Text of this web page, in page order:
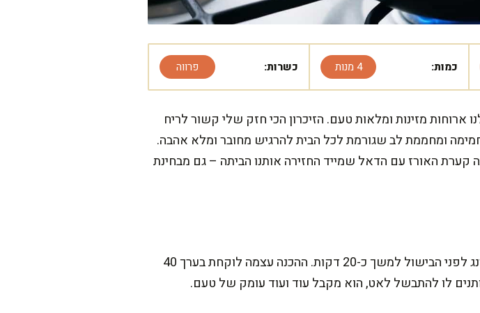
כמות: 4 מנות כשרות: פרווה
מזינות ומלאות טעם. הזיכרון הכי חזק שלי קשור לריח
ומחממת לב שגורמת לכל הבית להרגיש מחובר ומלא אהבה.
קערת האורז עם הדאל שמייד החזירה אותנו הביתה – גם מבחינת
המתכון הזה לא דורש יותר מדי זמן – רק כדאי להשרות את המונג לפני הבישול למשך כ-20 דקות. ההכנה עצמה לוקחת בערך 40
לו להתבשל לאט, הוא מקבל עוד ועוד עומק של טעם.